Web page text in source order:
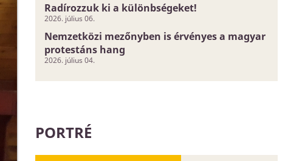
Radírozzuk ki a különbségeket!
2026. július 06.
Nemzetközi mezőnyben is érvényes a magyar
protestáns hang
2026. július 04.
PORTRÉ